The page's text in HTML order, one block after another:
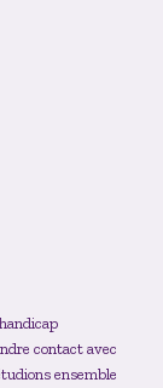
contact avec
ensemble